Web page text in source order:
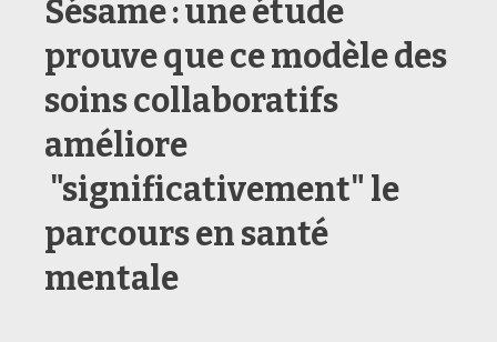
Sésame : une étude
prouve que ce modèle des
soins collaboratifs
améliore
"significativement" le
parcours en santé
mentale